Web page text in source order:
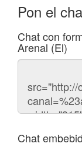
Pon el
Chat con
Arenal (El)
Código
chat
Chat